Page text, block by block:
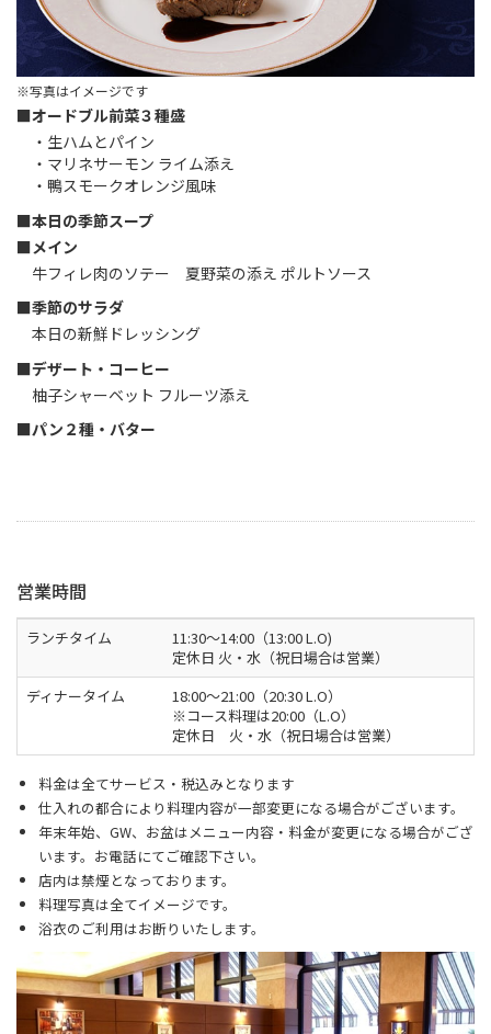
※写真はイメージです
■オードブル前菜３種盛
・生ハムとパイン
・マリネサーモン ライム添え
・鴨スモークオレンジ風味
■本日の季節スープ
■メイン
牛フィレ肉のソテー 夏野菜の添え ポルトソース
■季節のサラダ
本日の新鮮ドレッシング
■デザート・コーヒー
柚子シャーベット フルーツ添え
■パン２種・バター
営業時間
ランチタイム
11:30～14:00（13:00 L.O)
定休日 火・水（祝日場合は営業）
ディナータイム
18:00〜21:00（20:30 L.O）
※コース料理は20:00（L.O）
定休日 火・水（祝日場合は営業）
料金は全てサービス・税込みとなります
仕入れの都合により料理内容が一部変更になる場合がございます。
年末年始、GW、お盆はメニュー内容・料金が変更になる場合がござ
います。お電話にてご確認下さい。
店内は禁煙となっております。
料理写真は全てイメージです。
浴衣のご利用はお断りいたします。